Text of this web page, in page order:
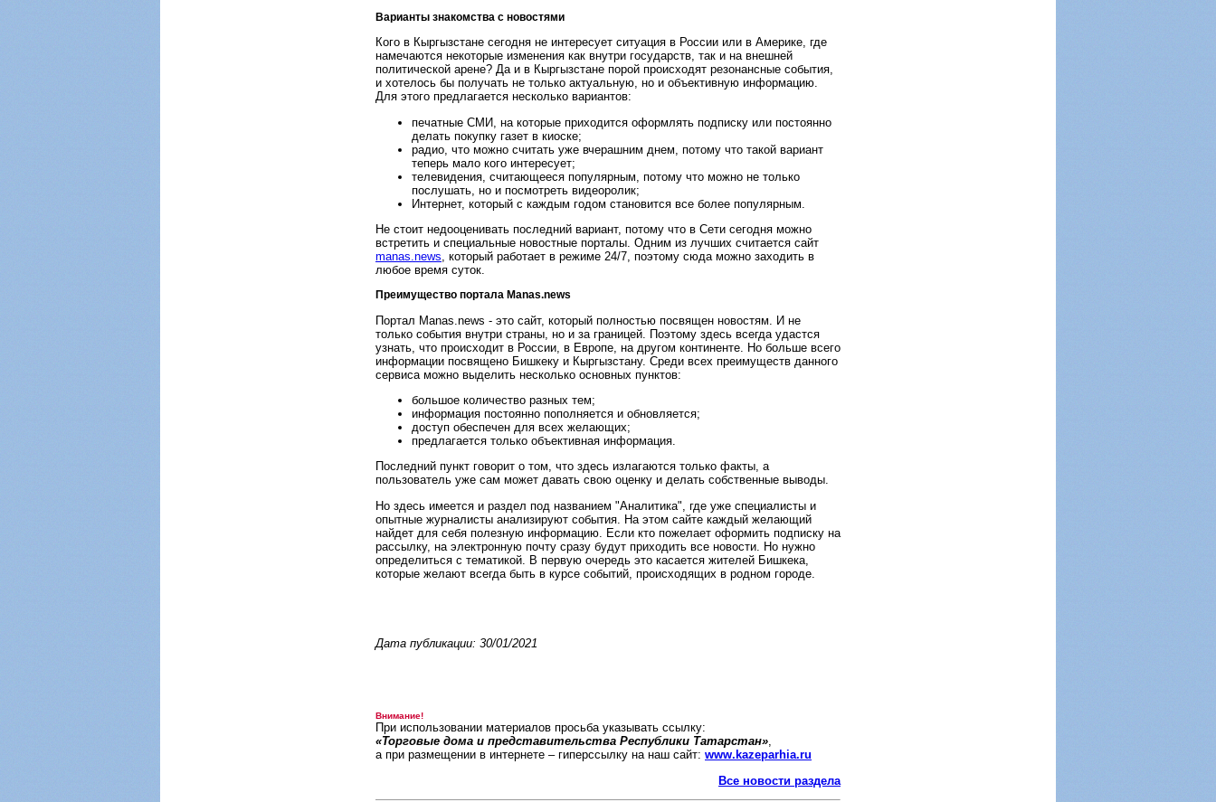
Варианты знакомства с новостями
Кого в Кыргызстане сегодня не интересует ситуация в России или в Америке, где
намечаются некоторые изменения как внутри государств, так и на внешней
политической арене? Да и в Кыргызстане порой происходят резонансные события,
и хотелось бы получать не только актуальную, но и объективную информацию.
Для этого предлагается несколько вариантов:
печатные СМИ, на которые приходится оформлять подписку или постоянно
делать покупку газет в киоске;
радио, что можно считать уже вчерашним днем, потому что такой вариант
теперь мало кого интересует;
телевидения, считающееся популярным, потому что можно не только
послушать, но и посмотреть видеоролик;
Интернет, который с каждым годом становится все более популярным.
Не стоит недооценивать последний вариант, потому что в Сети сегодня можно
встретить и специальные новостные порталы. Одним из лучших считается сайт
manas.news, который работает в режиме 24/7, поэтому сюда можно заходить в
любое время суток.
Преимущество портала Manas.news
Портал Manas.news - это сайт, который полностью посвящен новостям. И не
только события внутри страны, но и за границей. Поэтому здесь всегда удастся
узнать, что происходит в России, в Европе, на другом континенте. Но больше всего
информации посвящено Бишкеку и Кыргызстану. Среди всех преимуществ данного
сервиса можно выделить несколько основных пунктов:
большое количество разных тем;
информация постоянно пополняется и обновляется;
доступ обеспечен для всех желающих;
предлагается только объективная информация.
Последний пункт говорит о том, что здесь излагаются только факты, а
пользователь уже сам может давать свою оценку и делать собственные выводы.
Но здесь имеется и раздел под названием "Аналитика", где уже специалисты и
опытные журналисты анализируют события. На этом сайте каждый желающий
найдет для себя полезную информацию. Если кто пожелает оформить подписку на
рассылку, на электронную почту сразу будут приходить все новости. Но нужно
определиться с тематикой. В первую очередь это касается жителей Бишкека,
которые желают всегда быть в курсе событий, происходящих в родном городе.
Дата публикации: 30/01/2021
Внимание!
При использовании материалов просьба указывать ссылку:
«Торговые дома и представительства Республики Татарстан»,
а при размещении в интернете – гиперссылку на наш сайт: www.kazeparhia.ru
Все новости раздела